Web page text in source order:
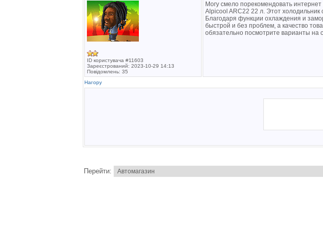
ID користувача #11603
Зареєстрований: 2023-10-29 14:13
Повідомлень: 35
Могу смело порекомендовать
Alpicool ARC22 22 л. Этот
Благодаря функции охлаждения и
быстрой и без проблем, а качество
обязательно посмотрите варианты на
Нагору
Перейти: